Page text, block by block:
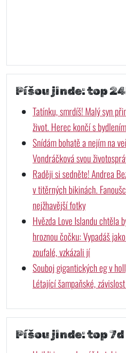
Píšou jinde: top
Tatínku, smrdíš! Malý syn
život. Herec končí s
Snídám bohatě a nejím na
Vondráčková svou
Raději si sedněte! Andrea
v titěrných bikinách.
nejžhavější fotky
Hvězda Love Islandu chtěla
hroznou čočku: Vypadáš
zoufalé, vzkázali jí
Souboj gigantických eg v
Létající šampaňské,
Píšou jinde: top 7d